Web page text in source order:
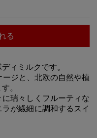
る
ィミルクです。
ジと、北欧の自然や植
。
瑞々しくフルーティな
が繊細に調和するスイ